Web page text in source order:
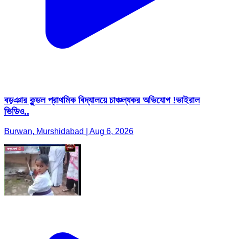
বড়ঞার কুন্ডল প্রাথমিক বিদ্যালয়ে চাঞ্চল্যকর অভিযোগ !ভাইরাল
ভিডিও..
Burwan, Murshidabad | Aug 6, 2026